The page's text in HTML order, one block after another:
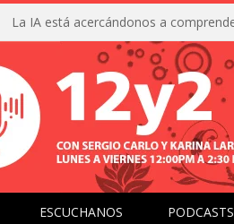
ESCUCHANOS PODCASTS